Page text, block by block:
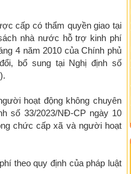
cấp có thẩm quyền giao tại
nhà nước hỗ trợ kinh phí
4 năm 2010 của Chính phủ
bổ sung tại Nghị định số
hoạt động không chuyên
số 33/2023/NĐ-CP ngày 10
chức cấp xã và người hoạt
theo quy định của pháp luật